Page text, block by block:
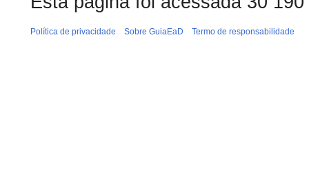
Política de privacidade Sobre GuiaEaD Termo de responsabilidade